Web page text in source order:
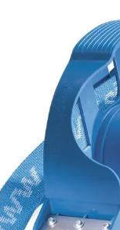
si cui metalic